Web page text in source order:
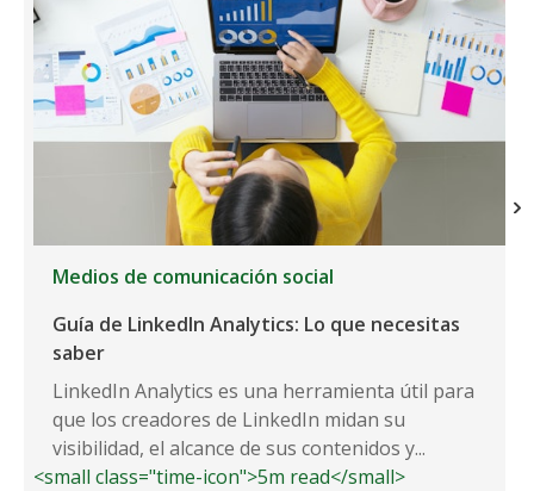
Medios de comunicación social
Guía de LinkedIn Analytics: Lo que necesitas
saber
LinkedIn Analytics es una herramienta útil para
que los creadores de LinkedIn midan su
visibilidad, el alcance de sus contenidos y...
<small class="time-icon">5m read</small>